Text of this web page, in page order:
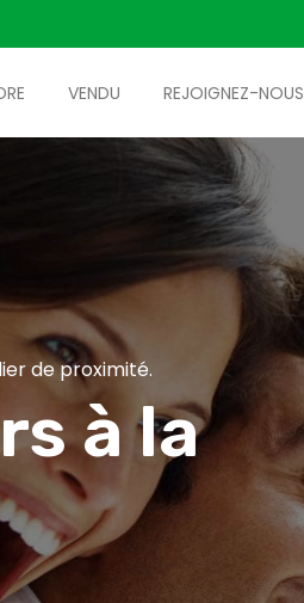
VENDU REJOIGNEZ-NOUS
de proximité.
à la